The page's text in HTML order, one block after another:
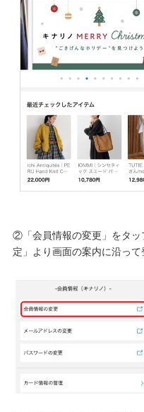
②「会員情報の変更」をタッ
定」より画面の案内に沿って